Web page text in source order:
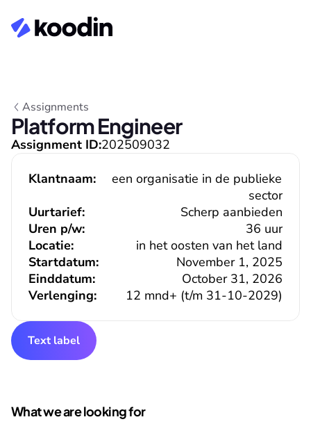
Assignments
Platform Engineer
Assignment ID:202509032
Klantnaam:
een organisatie in de publieke
sector
Uurtarief:
Scherp aanbieden
36 uur
Uren p/w:
Locatie:
in het oosten van het land
Verlenging: 12 mnd+ (t/m 31-10-2029)
Einddatum: October 31, 2026
Startdatum: November 1, 2025
Text label
What we are looking for